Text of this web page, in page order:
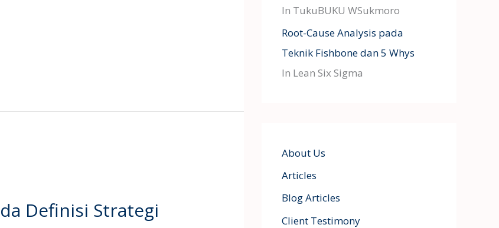
Definisi Strategi
In TukuBUKU WSukmoro
Root-Cause Analysis pada
Teknik Fishbone dan 5 Whys
In Lean Six Sigma
About Us
Articles
Blog Articles
Client Testimony